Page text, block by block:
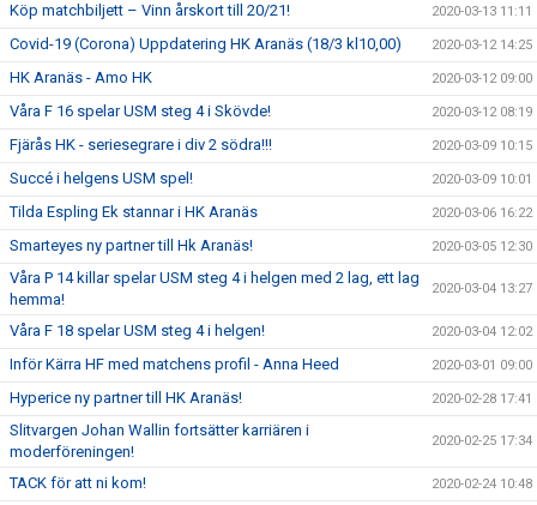
Köp matchbiljett – Vinn årskort till 20/21! 2020-03-13 11:11
Covid-19 (Corona) Uppdatering HK Aranäs (18/3 kl10,00) 2020-03-12 14:25
HK Aranäs - Amo HK 2020-03-12 09:00
Våra F 16 spelar USM steg 4 i Skövde! 2020-03-12 08:19
Fjärås HK - seriesegrare i div 2 södra!!! 2020-03-09 10:15
Succé i helgens USM spel! 2020-03-09 10:01
Tilda Espling Ek stannar i HK Aranäs 2020-03-06 16:22
Smarteyes ny partner till Hk Aranäs! 2020-03-05 12:30
Våra P 14 killar spelar USM steg 4 i helgen med 2 lag, ett lag
hemma!
2020-03-04 13:27
Våra F 18 spelar USM steg 4 i helgen! 2020-03-04 12:02
Inför Kärra HF med matchens profil - Anna Heed 2020-03-01 09:00
Hyperice ny partner till HK Aranäs! 2020-02-28 17:41
Slitvargen Johan Wallin fortsätter karriären i
moderföreningen!
2020-02-25 17:34
TACK för att ni kom! 2020-02-24 10:48